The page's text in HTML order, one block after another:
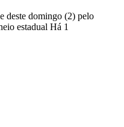
deste domingo (2) pelo
estadual Há 1